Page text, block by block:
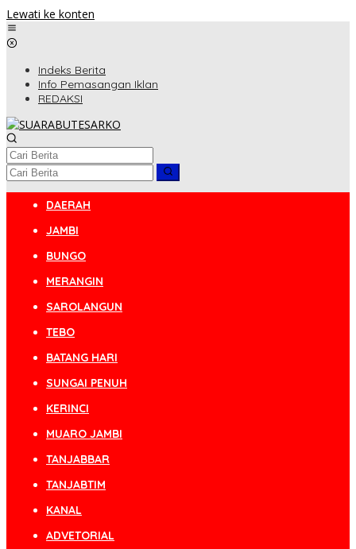
Lewati ke konten
Indeks Berita
Info Pemasangan Iklan
REDAKSI
DAERAH
JAMBI
BUNGO
MERANGIN
SAROLANGUN
TEBO
BATANG HARI
SUNGAI PENUH
KERINCI
MUARO JAMBI
TANJABBAR
TANJABTIM
KANAL
ADVETORIAL